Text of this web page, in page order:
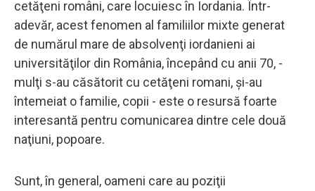
cetăţeni români, care locuiesc în Iordania. Într-
adevăr, acest fenomen al familiilor mixte generat
de numărul mare de absolvenţi iordanieni ai
universităţilor din România, începând cu anii 70, -
mulţi s-au căsătorit cu cetăţeni romani, şi-au
întemeiat o familie, copii - este o resursă foarte
interesantă pentru comunicarea dintre cele două
naţiuni, popoare.
Sunt, în general, oameni care au poziţii